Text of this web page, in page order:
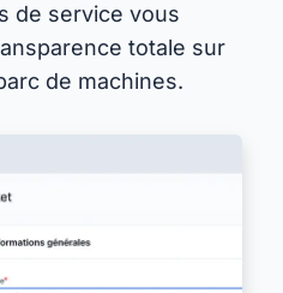
de service vous
totale sur
de machines.